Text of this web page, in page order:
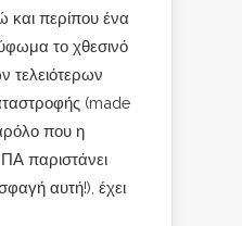
και περίπου ένα
το χθεσινό
τελειότερων
(made
που η
παριστάνει
αυτή!), έχει